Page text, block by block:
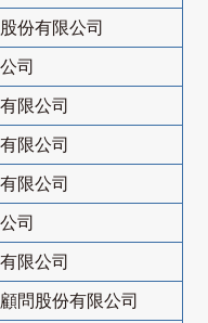
份有限公司
司
限公司
限公司
限公司
司
限公司
問股份有限公司